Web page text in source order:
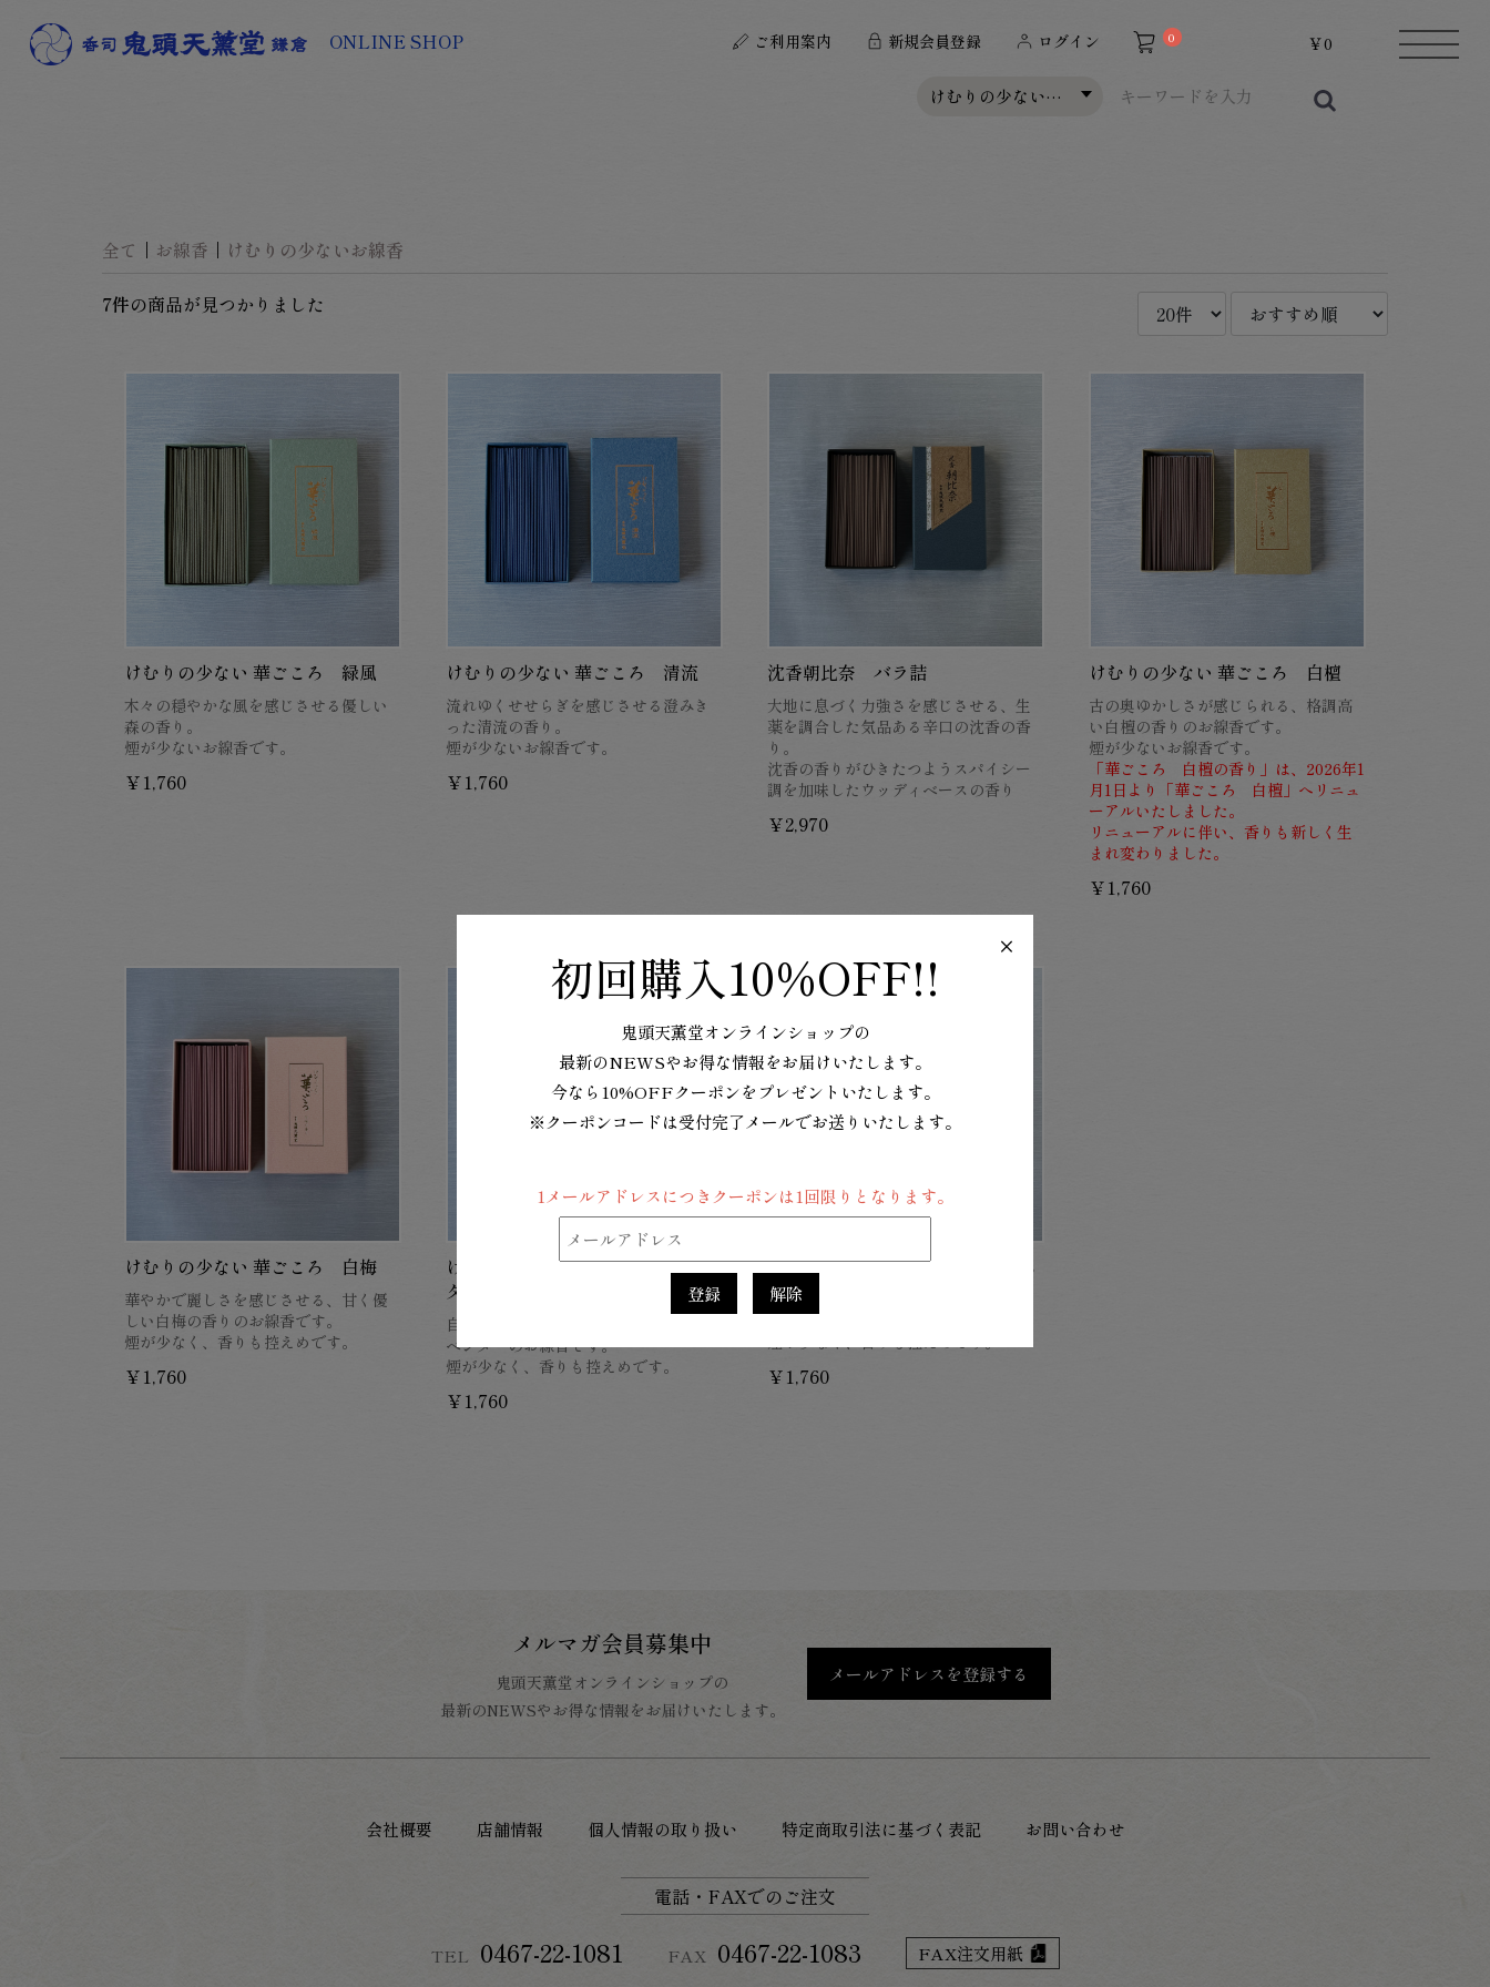
ONLINE SHOP ご利用案内 新規会員登録 ログイン 0 ￥0
全て | お線香 | けむりの少ないお線香
7件の商品が見つかりました
けむりの少ない 華ごころ 緑風
木々の穏やかな風を感じさせる優しい
森の香り。
煙が少ないお線香です。
￥1,760
けむりの少ない 華ごころ 清流
流れゆくせせらぎを感じさせる澄みき
った清流の香り。
煙が少ないお線香です。
￥1,760
沈香朝比奈 バラ詰
大地に息づく力強さを感じさせる、生
薬を調合した気品ある辛口の沈香の香
り。
沈香の香りがひきたつようスパイシー
調を加味したウッディベースの香り
￥2,970
けむりの少ない 華ごころ 白檀
古の奥ゆかしさが感じられる、格調高
い白檀の香りのお線香です。
煙が少ないお線香です。
「華ごころ 白檀の香り」は、2026年1
月1日より「華ごころ 白檀」へリニュ
ーアルいたしました。
リニューアルに伴い、香りも新しく生
まれ変わりました。
￥1,760
けむりの少ない 華ごころ 白梅
華やかで麗しさを感じさせる、甘く優
しい白梅の香りのお線香です。
煙が少なく、香りも控えめです。
￥1,760
けむりの少ない 華ごころ ラベン
ダー
自然の恵みを感じさせる、爽やかなラ
ベンダーのお線香です。
煙が少なく、香りも控えめです。
￥1,760
けむりの少ない 華ごころ さくら
しっとりとした優雅さを感じさせる、
清らかなさくらの香り。
￥1,760
初回購入10%OFF!!
鬼頭天薫堂オンラインショップの
最新のNEWSやお得な情報をお届けいたします。
今なら10%OFFクーポンをプレゼントいたします。
※クーポンコードは受付完了メールでお送りいたします。
1メールアドレスにつきクーポンは1回限りとなります。
登録 解除
×
メルマガ会員募集中
鬼頭天薫堂オンラインショップの
最新のNEWSやお得な情報をお届けいたします。
メールアドレスを登録する
会社概要 店舗情報 個人情報の取り扱い 特定商取引法に基づく表記 お問い合わせ
電話・FAXでのご注文
TEL 0467-22-1081 FAX 0467-22-1083 FAX注文用紙